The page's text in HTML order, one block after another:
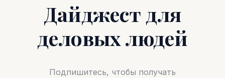
Дайджест для
деловых людей
Подпишитесь, чтобы получать